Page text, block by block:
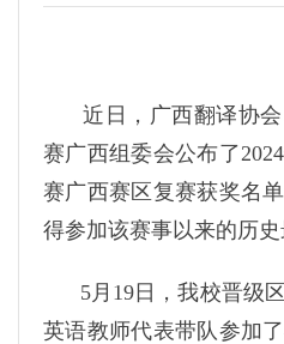
近日，广西翻译协会
赛广西组委会公布了
赛广西赛区复赛获奖名
得参加该赛事以来的历史
5月19日，我校晋级
英语教师代表带队参加